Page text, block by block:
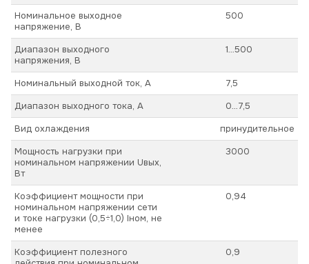
Номинальное выходное
напряжение, В
500
Диапазон выходного
напряжения, В
1…500
Номинальный выходной ток, А
7,5
Диапазон выходного тока, А
0…7,5
Вид охлаждения
принудительное
Мощность нагрузки при
номинальном напряжении Uвых,
Вт
3000
Коэффициент мощности при
номинальном напряжении сети
и токе нагрузки (0,5÷1,0) Iном, не
менее
0,94
Коэффициент полезного
0,9